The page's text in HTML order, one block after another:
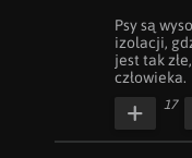
Psy są
izolacji,
jest tak
człowieka.
17